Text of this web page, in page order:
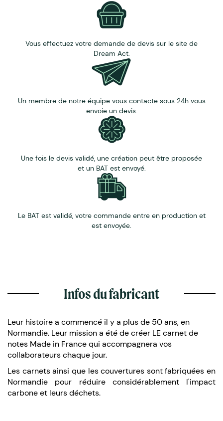
Vous effectuez votre demande de devis sur le site de
Dream Act.
Un membre de notre équipe vous contacte sous 24h vous
envoie un devis.
Une fois le devis validé, une création peut être proposée
et un BAT est envoyé.
Le BAT est validé, votre commande entre en production et
est envoyée.
Infos du fabricant
Leur histoire a commencé il y a plus de 50 ans, en
Normandie. Leur mission a été de créer LE carnet de
notes Made in France qui accompagnera vos
collaborateurs chaque jour.
Les carnets ainsi que les couvertures sont fabriquées en
Normandie pour réduire considérablement l'impact
carbone et leurs déchets.